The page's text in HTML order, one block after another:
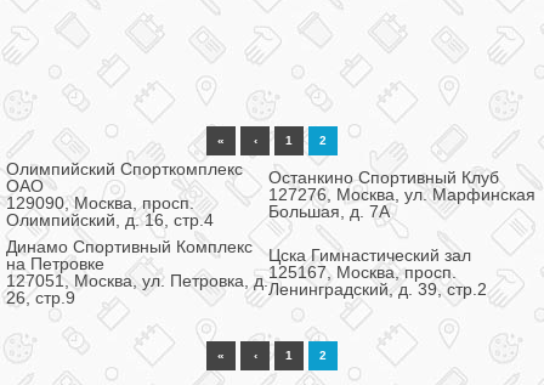
« ‹ 1 2
Олимпийский Спорткомплекс
ОАО
129090, Москва, просп.
Олимпийский, д. 16, стр.4
Останкино Спортивный Клуб
127276, Москва, ул. Марфинская
Большая, д. 7А
Динамо Спортивный Комплекс
на Петровке
127051, Москва, ул. Петровка, д.
26, стр.9
Цска Гимнастический зал
125167, Москва, просп.
Ленинградский, д. 39, стр.2
« ‹ 1 2